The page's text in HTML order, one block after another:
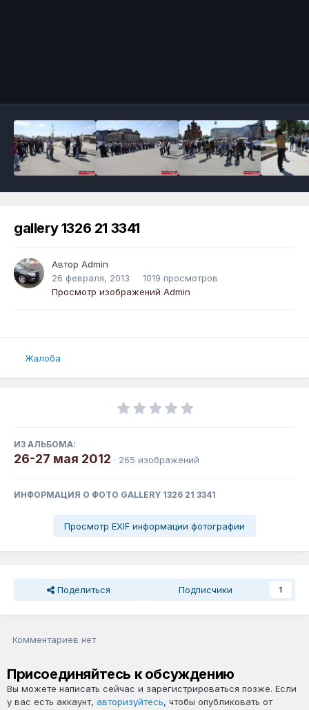
gallery 1326 21 3341
Автор Admin
26 февраля, 2013
1019 просмотров
Просмотр изображений Admin
Жалоба
ИЗ АЛЬБОМА:
26-27 мая 2012 · 265 изображений
ИНФОРМАЦИЯ О ФОТО GALLERY 1326 21 3341
Просмотр EXIF информации фотографии
Поделиться Подписчики 1
Комментариев нет
Присоединяйтесь к обсуждению
Вы можете написать сейчас и зарегистрироваться позже. Если
у вас есть аккаунт, авторизуйтесь, чтобы опубликовать от